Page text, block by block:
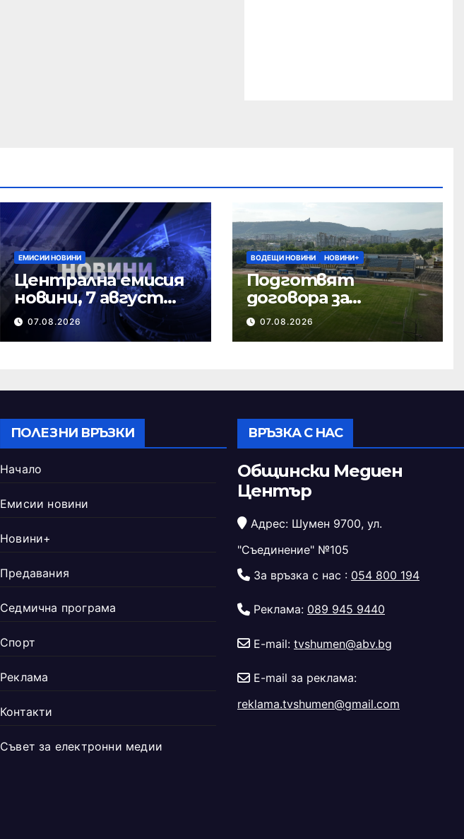
ЕМИСИИ НОВИНИ
Централна емисия
новини, 7 август
2026 г.
07.08.2026
ВОДЕЩИ НОВИНИ НОВИНИ+
Подготвят
договора за
ремонта на
стадион „Панайот
07.08.2026
ПОЛЕЗНИ ВРЪЗКИ
Начало
Емисии новини
Новини+
Предавания
Седмична програма
Спорт
Реклама
Контакти
Съвет за електронни медии
ВРЪЗКА С НАС
Общински Медиен
Център
Адрес: Шумен 9700, ул.
"Съединение" №105
За връзка с нас : 054 800 194
Реклама: 089 945 9440
E-mail: tvshumen@abv.bg
E-mail за реклама:
reklama.tvshumen@gmail.com